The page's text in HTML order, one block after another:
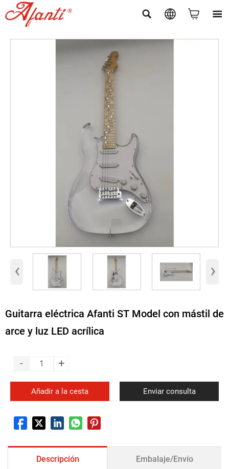
   
‹ ›
Guitarra eléctrica Afanti ST Model con mástil de
arce y luz LED acrílica
- +
Añadir a la cesta Enviar consulta
Descripción Embalaje/Envío